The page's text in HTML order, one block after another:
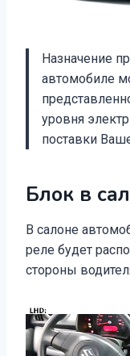
Назначение
автомобиле
уровня
поставки
Блок в
В салоне
реле будет
стороны